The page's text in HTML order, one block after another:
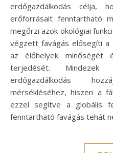
erdőgazdálkodás célja,
erőforrásait fenntartható
megőrzi azok ökológiai
végzett favágás elősegíti a
az élőhelyek minőségét
terjedését.
erdőgazdálkodás
mérsékléséhez, hiszen a
ezzel segítve a globális
fenntartható favágás tehát